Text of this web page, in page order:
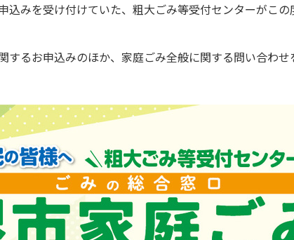
込みを受け付けていた、粗大ごみ等受付センターがこの
するお申込みのほか、家庭ごみ全般に関する問い合わせ